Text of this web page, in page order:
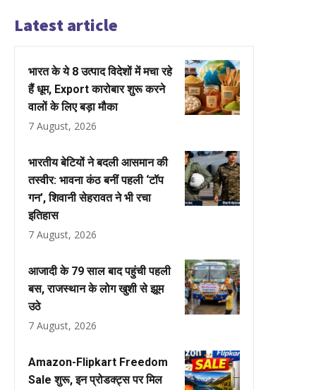
Latest article
भारत के ये 8 उत्पाद विदेशों में मचा रहे
हैं धूम, Export कारोबार शुरू करने
वालों के लिए बड़ा मौका
7 August, 2026
भारतीय बेटियों ने बदली आसमान की
तस्वीर: भावना कंठ बनीं पहली ‘टॉप
गन’, शिवानी सेहरावत ने भी रचा
इतिहास
7 August, 2026
आजादी के 79 साल बाद पहुंची पहली
बस, राजस्थान के लोग खुशी से झूम
उठे
7 August, 2026
Amazon-Flipkart Freedom
Sale शुरू, इन प्रोडक्ट्स पर मिल